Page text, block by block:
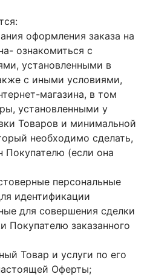
оформления заказа на
ознакомиться с
установленными в
с иными условиями,
магазина, в том
установленными у
Товаров и минимальной
необходимо сделать,
Покупателю (если она
персональные
идентификации
для совершения сделки
Покупателю заказанного
Товар и услуги по его
Оферты;